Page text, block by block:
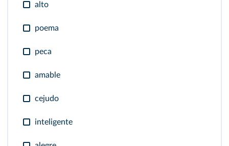
alto
poema
peca
amable
cejudo
inteligente